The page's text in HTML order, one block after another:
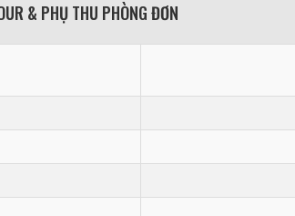
& PHỤ THU PHÒNG ĐƠN